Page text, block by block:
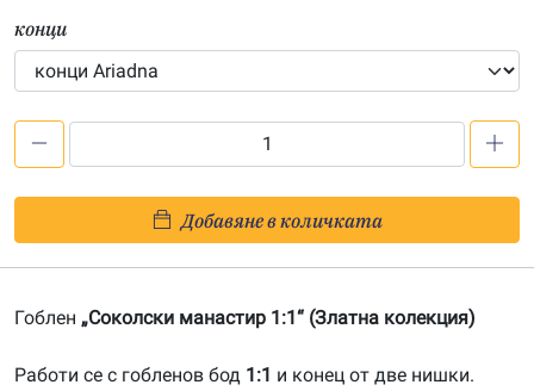
конци
манастир
1:1-
Добавяне в количката
Гоблен „Соколски манастир 1:1“ (Златна колекция)
Работи се с гобленов бод 1:1 и конец от две нишки.